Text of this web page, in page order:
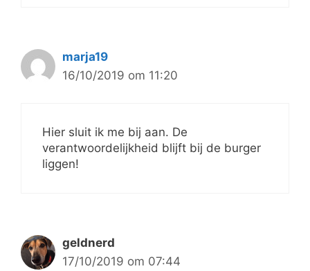
marja19
16/10/2019 om 11:20
Hier sluit ik me bij aan. De
verantwoordelijkheid blijft bij de burger
liggen!
geldnerd
17/10/2019 om 07:44